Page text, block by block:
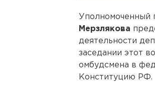
Уполномоченный
Мерзлякова
деятельности
заседании этот
омбудсмена в
Конституцию РФ.